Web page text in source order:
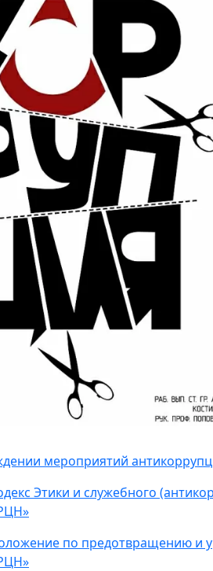
мероприятий
Этики и служебного
по предотвращению и